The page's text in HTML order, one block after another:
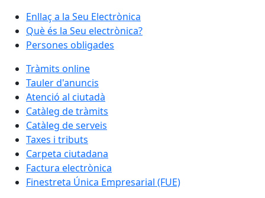
Enllaç a la Seu Electrònica
Què és la Seu electrònica?
Persones obligades
Tràmits online
Tauler d'anuncis
Atenció al ciutadà
Catàleg de tràmits
Catàleg de serveis
Taxes i tributs
Carpeta ciutadana
Factura electrònica
Finestreta Única Empresarial (FUE)